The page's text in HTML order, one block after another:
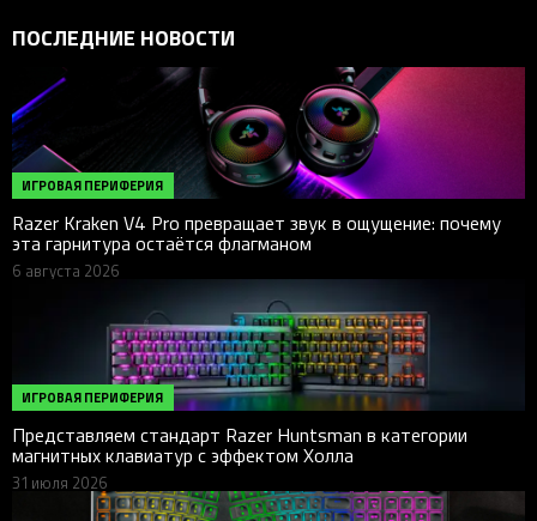
ПОСЛЕДНИЕ НОВОСТИ
ИГРОВАЯ ПЕРИФЕРИЯ
Razer Kraken V4 Pro превращает звук в ощущение: почему
эта гарнитура остаётся флагманом
6 августа 2026
ИГРОВАЯ ПЕРИФЕРИЯ
Представляем стандарт Razer Huntsman в категории
магнитных клавиатур с эффектом Холла
31 июля 2026